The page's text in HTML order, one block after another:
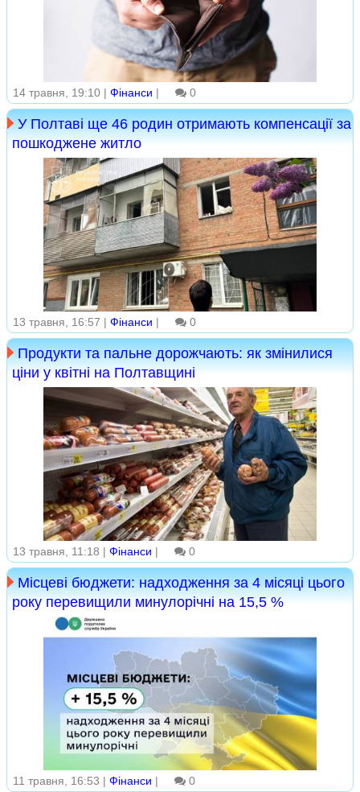
14 травня, 19:10 | Фінанси | 0
У Полтаві ще 46 родин отримають компенсації за
пошкоджене житло
13 травня, 16:57 | Фінанси | 0
Продукти та пальне дорожчають: як змінилися
ціни у квітні на Полтавщині
13 травня, 11:18 | Фінанси | 0
Місцеві бюджети: надходження за 4 місяці цього
року перевищили минулорічні на 15,5 %
11 травня, 16:53 | Фінанси | 0